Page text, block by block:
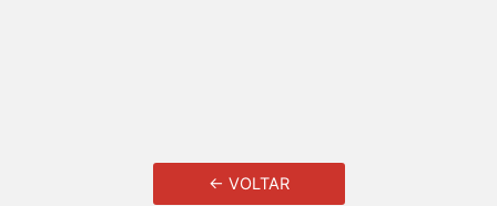
← VOLTAR